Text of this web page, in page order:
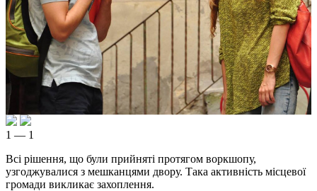
1 — 1
Всі рішення, що були прийняті протягом воркшопу,
узгоджувалися з мешканцями двору. Така активність місцевої
громади викликає захоплення.